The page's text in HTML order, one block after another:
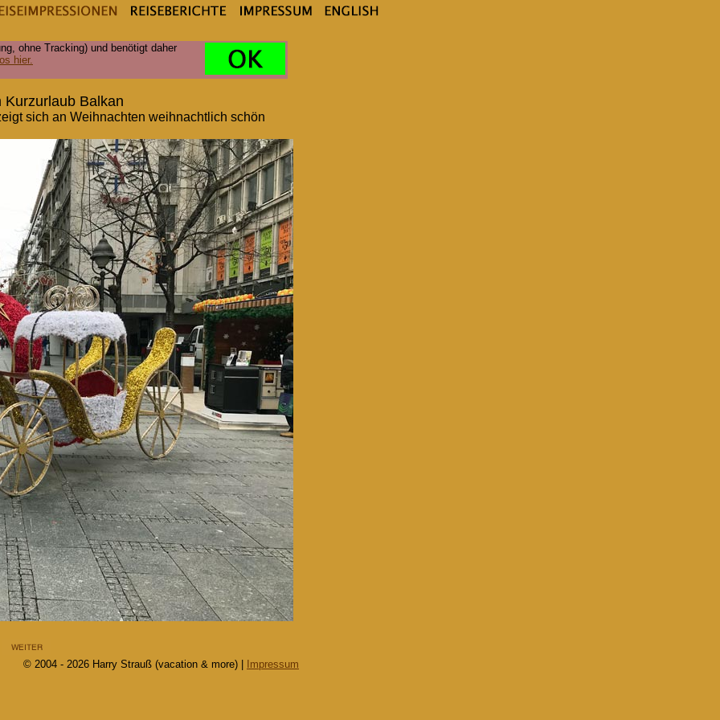
ohne Tracking) und benötigt daher
hier.
Balkan
sich an Weihnachten weihnachtlich schön
© 2004 - 2026 Harry Strauß (vacation & more) | Impressum